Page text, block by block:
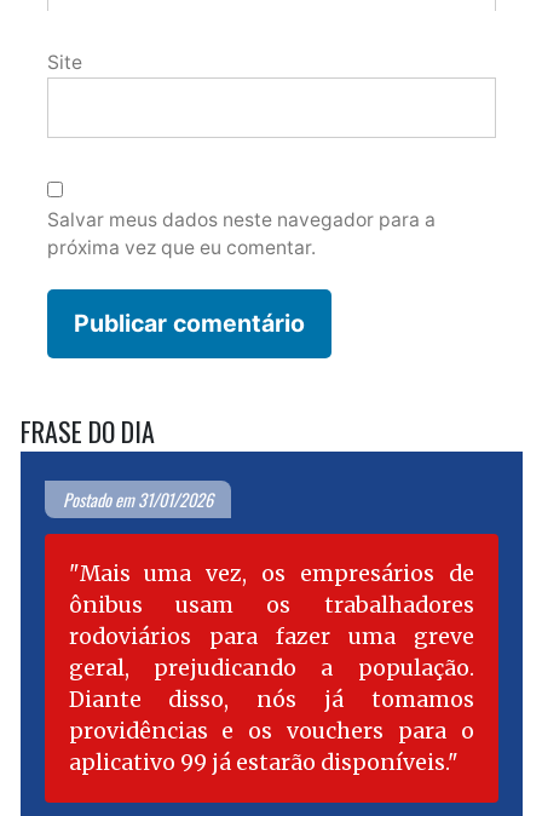
Site
Salvar meus dados neste navegador para a
próxima vez que eu comentar.
FRASE DO DIA
Postado em 31/01/2026
Mais uma vez, os empresários de
ônibus usam os trabalhadores
rodoviários para fazer uma greve
geral, prejudicando a população.
Diante disso, nós já tomamos
providências e os vouchers para o
aplicativo 99 já estarão disponíveis.